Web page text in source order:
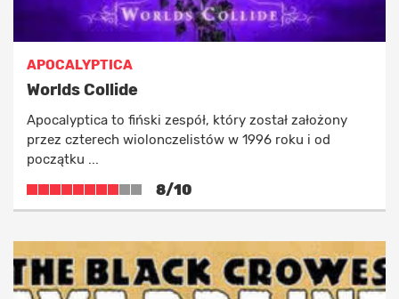
APOCALYPTICA
Worlds Collide
Apocalyptica to fiński zespół, który został założony
przez czterech wiolonczelistów w 1996 roku i od
początku ...
8/10